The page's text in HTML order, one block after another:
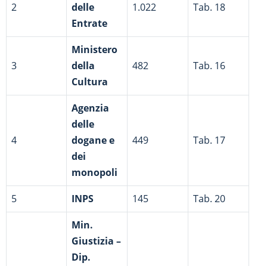
2
delle
Entrate
1.022 Tab. 18
3
Ministero
della
Cultura
482 Tab. 16
4
Agenzia
delle
dogane e
dei
monopoli
449 Tab. 17
5 INPS 145 Tab. 20
Min.
Giustizia –
Dip.